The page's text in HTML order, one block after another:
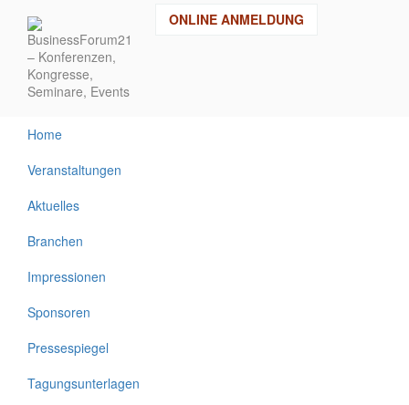
Inhalt
ONLINE ANMELDUNG
Home
Veranstaltungen
Aktuelles
Branchen
Impressionen
Sponsoren
Pressespiegel
Tagungsunterlagen